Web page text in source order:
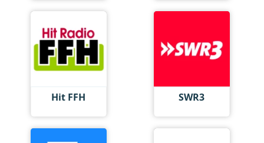
Hit FFH SWR3